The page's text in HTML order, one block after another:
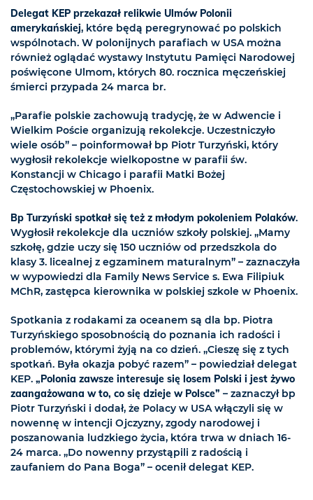
Delegat KEP przekazał relikwie Ulmów Polonii
amerykańskiej, które będą peregrynować po polskich
wspólnotach. W polonijnych parafiach w USA można
również oglądać wystawy Instytutu Pamięci Narodowej
poświęcone Ulmom, których 80. rocznica męczeńskiej
śmierci przypada 24 marca br.
„Parafie polskie zachowują tradycję, że w Adwencie i
Wielkim Poście organizują rekolekcje. Uczestniczyło
wiele osób” – poinformował bp Piotr Turzyński, który
wygłosił rekolekcje wielkopostne w parafii św.
Konstancji w Chicago i parafii Matki Bożej
Częstochowskiej w Phoenix.
Bp Turzyński spotkał się też z młodym pokoleniem Polaków.
Wygłosił rekolekcje dla uczniów szkoły polskiej. „Mamy
szkołę, gdzie uczy się 150 uczniów od przedszkola do
klasy 3. licealnej z egzaminem maturalnym” – zaznaczyła
w wypowiedzi dla Family News Service s. Ewa Filipiuk
MChR, zastępca kierownika w polskiej szkole w Phoenix.
Spotkania z rodakami za oceanem są dla bp. Piotra
Turzyńskiego sposobnością do poznania ich radości i
problemów, którymi żyją na co dzień. „Cieszę się z tych
spotkań. Była okazja pobyć razem” – powiedział delegat
KEP. „Polonia zawsze interesuje się losem Polski i jest żywo
zaangażowana w to, co się dzieje w Polsce” – zaznaczył bp
Piotr Turzyński i dodał, że Polacy w USA włączyli się w
nowennę w intencji Ojczyzny, zgody narodowej i
poszanowania ludzkiego życia, która trwa w dniach 16-
24 marca. „Do nowenny przystąpili z radością i
zaufaniem do Pana Boga” – ocenił delegat KEP.